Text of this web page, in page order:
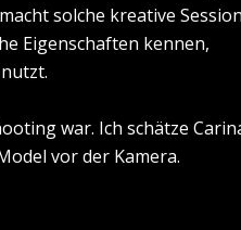
solche kreative
Eigenschaften kennen,
war. Ich schätze
vor der Kamera.